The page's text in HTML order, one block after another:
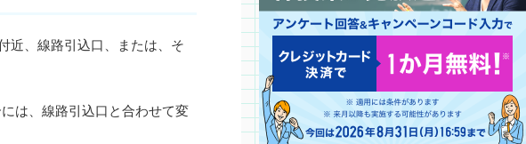
近、線路引込口、または、そ
は、線路引込口と合わせて変